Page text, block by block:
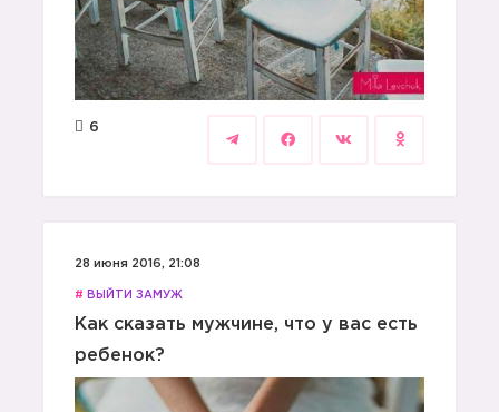
6
28 июня 2016, 21:08
# ВЫЙТИ ЗАМУЖ
Как сказать мужчине, что у вас есть
ребенок?